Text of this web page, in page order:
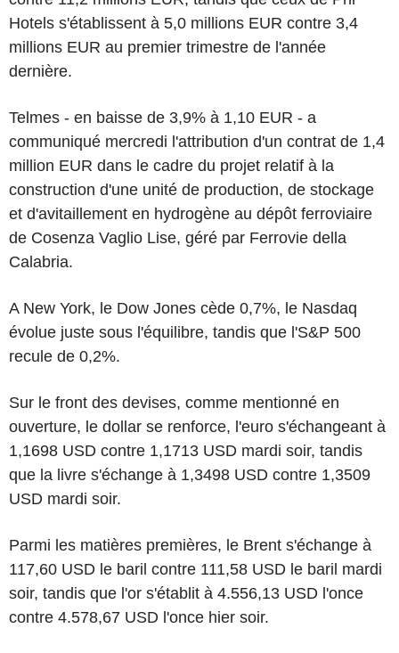
Hotels s'établissent à 5,0 millions EUR contre 3,4
millions EUR au premier trimestre de l'année
dernière.
Telmes - en baisse de 3,9% à 1,10 EUR - a
communiqué mercredi l'attribution d'un contrat de 1,4
million EUR dans le cadre du projet relatif à la
construction d'une unité de production, de stockage
et d'avitaillement en hydrogène au dépôt ferroviaire
de Cosenza Vaglio Lise, géré par Ferrovie della
Calabria.
A New York, le Dow Jones cède 0,7%, le Nasdaq
évolue juste sous l'équilibre, tandis que l'S&P 500
recule de 0,2%.
Sur le front des devises, comme mentionné en
ouverture, le dollar se renforce, l'euro s'échangeant à
1,1698 USD contre 1,1713 USD mardi soir, tandis
que la livre s'échange à 1,3498 USD contre 1,3509
USD mardi soir.
Parmi les matières premières, le Brent s'échange à
117,60 USD le baril contre 111,58 USD le baril mardi
soir, tandis que l'or s'établit à 4.556,13 USD l'once
contre 4.578,67 USD l'once hier soir.